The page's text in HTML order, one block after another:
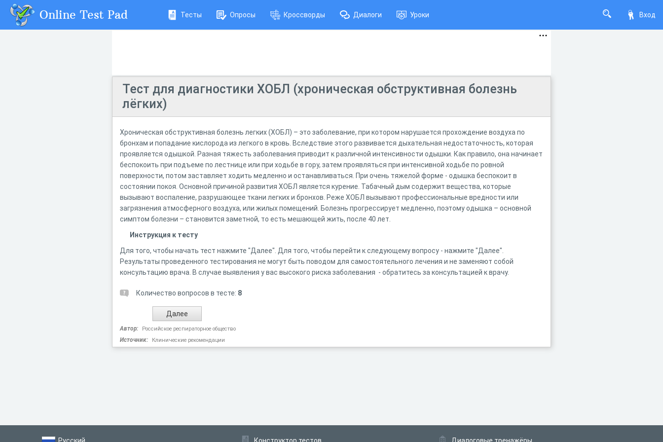
Вход
Online Test Pad Тесты Опросы Кроссворды Диалоги Уроки
Тест для диагностики ХОБЛ (хроническая обструктивная болезнь
лёгких)
Хроническая обструктивная болезнь легких (ХОБЛ) – это заболевание, при котором нарушается прохождение воздуха по
бронхам и попадание кислорода из легкого в кровь. Вследствие этого развивается дыхательная недостаточность, которая
проявляется одышкой. Разная тяжесть заболевания приводит к различной интенсивности одышки. Как правило, она начинает
беспокоить при подъеме по лестнице или при ходьбе в гору, затем проявляться при интенсивной ходьбе по ровной
поверхности, потом заставляет ходить медленно и останавливаться. При очень тяжелой форме - одышка беспокоит в
состоянии покоя. Основной причиной развития ХОБЛ является курение. Табачный дым содержит вещества, которые
вызывают воспаление, разрушающее ткани легких и бронхов. Реже ХОБЛ вызывают профессиональные вредности или
загрязнения атмосферного воздуха, или жилых помещений. Болезнь прогрессирует медленно, поэтому одышка – основной
симптом болезни – становится заметной, то есть мешающей жить, после 40 лет.
Инструкция к тесту
Для того, чтобы начать тест нажмите "Далее". Для того, чтобы перейти к следующему вопросу - нажмите "Далее".
Результаты проведенного тестирования не могут быть поводом для самостоятельного лечения и не заменяют собой
консультацию врача. В случае выявления у вас высокого риска заболевания - обратитесь за консультацией к врачу.
Количество вопросов в тесте: 8
Автор: Российское респираторное общество
Источник: Клинические рекомендации